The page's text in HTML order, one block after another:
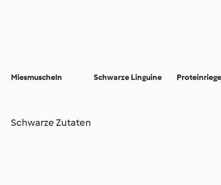
Miesmuscheln Schwarze Linguine
Schwarze Zutaten